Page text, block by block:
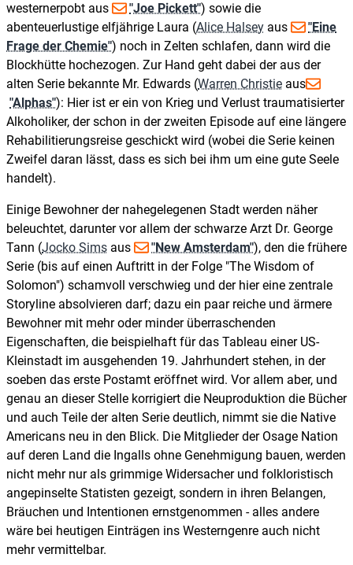
westernerpobt aus
"Joe Pickett") sowie die
abenteuerlustige elfjährige Laura (Alice Halsey aus
"Eine
Frage der Chemie") noch in Zelten schlafen, dann wird die
Blockhütte hochezogen. Zur Hand geht dabei der aus der
alten Serie bekannte Mr. Edwards (Warren Christie aus
"Alphas"): Hier ist er ein von Krieg und Verlust traumatisierter
Alkoholiker, der schon in der zweiten Episode auf eine längere
Rehabilitierungsreise geschickt wird (wobei die Serie keinen
Zweifel daran lässt, dass es sich bei ihm um eine gute Seele
handelt).
Einige Bewohner der nahegelegenen Stadt werden näher
beleuchtet, darunter vor allem der schwarze Arzt Dr. George
Tann (Jocko Sims aus "New Amsterdam"), den die frühere
Serie (bis auf einen Auftritt in der Folge "The Wisdom of
Solomon") schamvoll verschwieg und der hier eine zentrale
Storyline absolvieren darf; dazu ein paar reiche und ärmere
Bewohner mit mehr oder minder überraschenden
Eigenschaften, die beispielhaft für das Tableau einer US-
Kleinstadt im ausgehenden 19. Jahrhundert stehen, in der
soeben das erste Postamt eröffnet wird. Vor allem aber, und
genau an dieser Stelle korrigiert die Neuproduktion die Bücher
und auch Teile der alten Serie deutlich, nimmt sie die Native
Americans neu in den Blick. Die Mitglieder der Osage Nation
auf deren Land die Ingalls ohne Genehmigung bauen, werden
nicht mehr nur als grimmige Widersacher und folkloristisch
angepinselte Statisten gezeigt, sondern in ihren Belangen,
Bräuchen und Intentionen ernstgenommen - alles andere
wäre bei heutigen Einträgen ins Westerngenre auch nicht
mehr vermittelbar.